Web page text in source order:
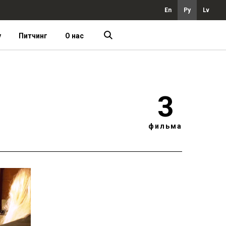
En Ру Lv
Питчинг О нас
3
фильма